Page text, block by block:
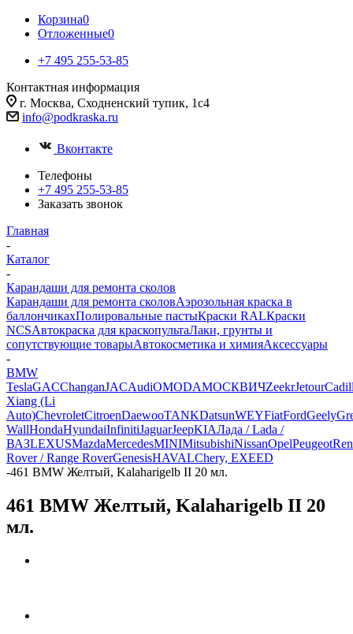
Корзина0
Отложенные0
+7 495 255-53-85
Контактная информация
г. Москва, Сходненский тупик, 1с4
info@podkraska.ru
Вконтакте
Телефоны
+7 495 255-53-85
Заказать звонок
Главная
-
Каталог
-
Карандаши для ремонта сколов
Карандаши для ремонта сколовАэрозольная краска в
баллончикахПолировальные пастыКраски RALКраски
NCSАвтокраска для краскопультаЛаки, грунты и
сопутствующие товарыАвтокосметика и химияАксессуары
-
BMW
TeslaGACChanganJACAudiOMODAМОСКВИЧZeekrJetour
Xiang (Li
Auto)ChevroletCitroenDaewooTANKDatsunWEYFiatFordGeely
WallHondaHyundaiInfinitiJaguarJeepKIAЛада / Lada /
ВАЗLEXUSMazdaMercedesMINIMitsubishiNissanOpelPeugeot
Rover / Range RoverGenesisHAVALChery, EXEED
-461 BMW Желтый, Kalaharigelb II 20 мл.
461 BMW Желтый, Kalaharigelb II 20
мл.